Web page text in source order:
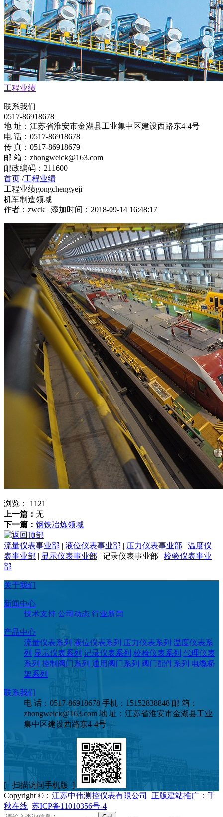
工程业绩
联系我们
0517-86918678
地 址：江苏省淮安市金湖县工业集中区建设西路东4-4号
电 话：0517-86918678
传 真：0517-86918679
邮 箱：zhongweick@163.com
邮政编码：211600
首页 /工程业绩
工程业绩gongchengyeji
机车制造领域
作者： zwck 添加时间：2018-09-14 16:48:17
浏览： 1121
上一篇： 无
下一篇： 钢铁冶炼领域
流量仪表事业部 | 液位仪表事业部 | 压力仪表事业部 | 温度仪
表事业部 | 显示仪表事业部 | 记录仪表事业部 | 校验仪表事业
部
关于我们
新闻中心
技术支持 公司动态 行业新闻
产品中心
流量仪表系列 液位仪表系列 压力仪表系列 温度仪表系
列 显示仪表系列 记录仪表系列 校验仪表系列 代理仪表
系列 控制阀门系列 通用阀门系列 阀门配件系列 电缆桥
架系列
联系我们
电 话：0517-86918678 手机：15152838848 邮 箱：
zhongweick@163.com 地 址：江苏省淮安市金湖县工业
集中区建设西路东4-4号
[ 扫描访问手机版 ]
Copyright ©： 江苏中伟测控仪表有限公司
正版建站推广：千
秋在线 苏ICP备11010356号-4